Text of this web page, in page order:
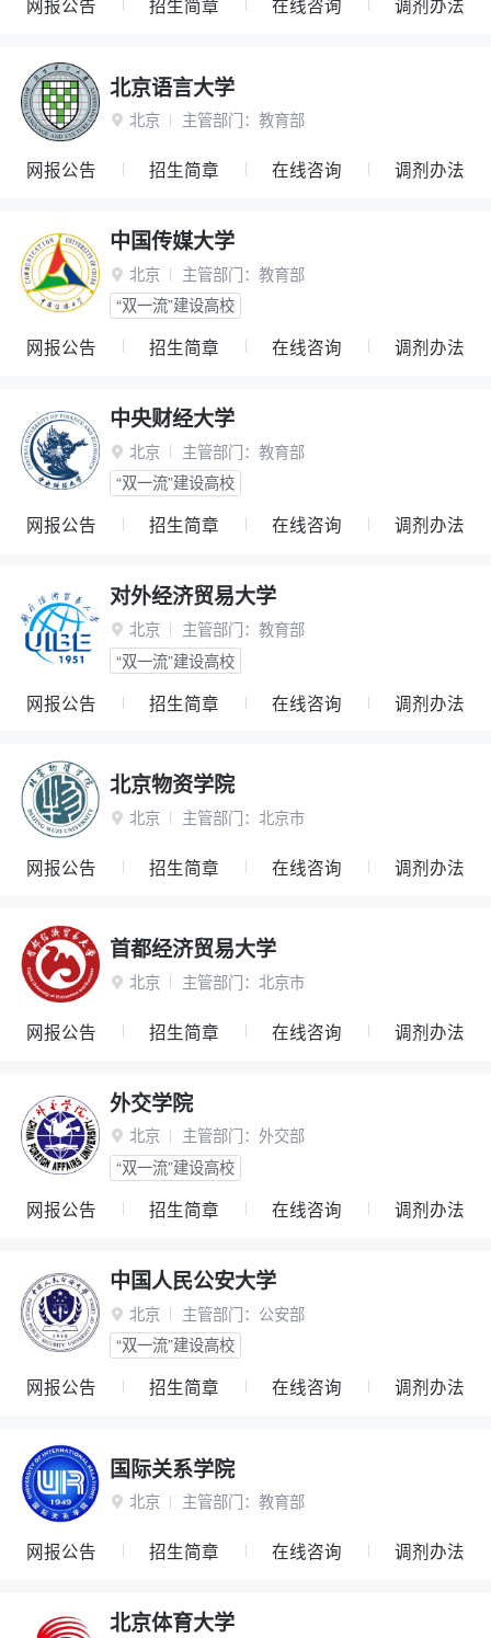
北京语言大学
 北京 主管部门： 教育部
网报公告 招生简章 在线咨询 调剂办法
中国传媒大学
 北京 主管部门： 教育部
“双一流”建设高校
网报公告 招生简章 在线咨询 调剂办法
中央财经大学
 北京 主管部门： 教育部
“双一流”建设高校
网报公告 招生简章 在线咨询 调剂办法
对外经济贸易大学
 北京 主管部门： 教育部
“双一流”建设高校
网报公告 招生简章 在线咨询 调剂办法
北京物资学院
 北京 主管部门： 北京市
网报公告 招生简章 在线咨询 调剂办法
首都经济贸易大学
 北京 主管部门： 北京市
网报公告 招生简章 在线咨询 调剂办法
外交学院
 北京 主管部门： 外交部
“双一流”建设高校
网报公告 招生简章 在线咨询 调剂办法
中国人民公安大学
 北京 主管部门： 公安部
“双一流”建设高校
网报公告 招生简章 在线咨询 调剂办法
国际关系学院
 北京 主管部门： 教育部
网报公告 招生简章 在线咨询 调剂办法
北京体育大学